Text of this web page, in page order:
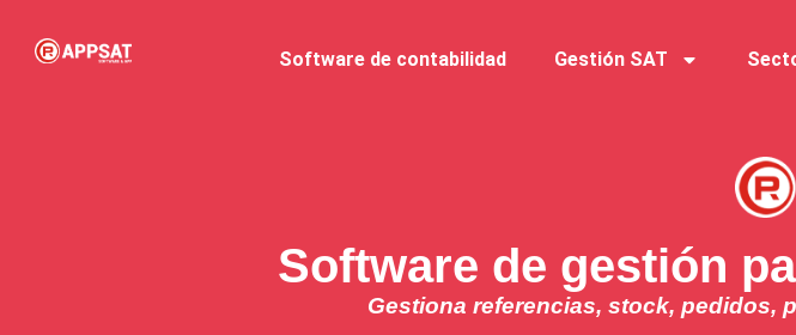
Software de contabilidad Gestión SAT
Software de gestión
Gestiona referencias, stock, pedidos,